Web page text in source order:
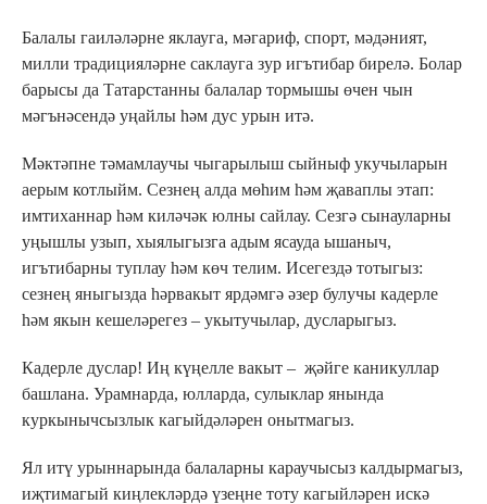
Балалы гаиләләрне яклауга, мәгариф, спорт, мәдәният,
милли традицияләрне саклауга зур игътибар бирелә. Болар
барысы да Татарстанны балалар тормышы өчен чын
мәгънәсендә уңайлы һәм дус урын итә.
Мәктәпне тәмамлаучы чыгарылыш сыйныф укучыларын
аерым котлыйм. Сезнең алда мөһим һәм җаваплы этап:
имтиханнар һәм киләчәк юлны сайлау. Сезгә сынауларны
уңышлы узып, хыялыгызга адым ясауда ышаныч,
игътибарны туплау һәм көч телим. Исегездә тотыгыз:
сезнең яныгызда һәрвакыт ярдәмгә әзер булучы кадерле
һәм якын кешеләрегез – укытучылар, дусларыгыз.
Кадерле дуслар! Иң күңелле вакыт – җәйге каникуллар
башлана. Урамнарда, юлларда, сулыклар янында
куркынычсызлык кагыйдәләрен онытмагыз.
Ял итү урыннарында балаларны караучысыз калдырмагыз,
иҗтимагый киңлекләрдә үзеңне тоту кагыйләрен искә